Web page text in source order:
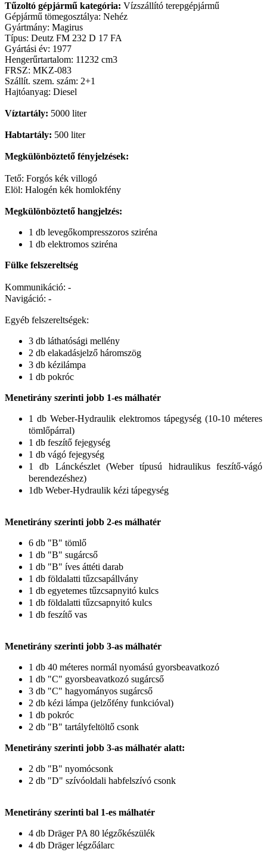
Tűzoltó gépjármű kategória: Vízszállító terepgépjármű
Gépjármű tömegosztálya: Nehéz
Gyártmány: Magirus
Típus: Deutz FM 232 D 17 FA
Gyártási év: 1977
Hengerűrtartalom: 11232 cm3
FRSZ: MKZ-083
Szállít. szem. szám: 2+1
Hajtóanyag: Diesel
Víztartály: 5000 liter
Habtartály: 500 liter
Megkülönböztető fényjelzések:
Tető: Forgós kék villogó
Elöl: Halogén kék homlokfény
Megkülönböztető hangjelzés:
1 db levegőkompresszoros sziréna
1 db elektromos sziréna
Fülke felszereltség
Kommunikáció: -
Navigáció: -
Egyéb felszereltségek:
3 db láthatósági mellény
2 db elakadásjelző háromszög
3 db kézilámpa
1 db pokróc
Menetirány szerinti jobb 1-es málhatér
1 db Weber-Hydraulik elektromos tápegység (10-10 méteres
tömlőpárral)
1 db feszítő fejegység
1 db vágó fejegység
1 db Lánckészlet (Weber típusú hidraulikus feszítő-vágó
berendezéshez)
1db Weber-Hydraulik kézi tápegység
Menetirány szerinti jobb 2-es málhatér
6 db "B" tömlő
1 db "B" sugárcső
1 db "B" íves áttéti darab
1 db földalatti tűzcsapállvány
1 db egyetemes tűzcsapnyitó kulcs
1 db földalatti tűzcsapnyitó kulcs
1 db feszítő vas
Menetirány szerinti jobb 3-as málhatér
1 db 40 méteres normál nyomású gyorsbeavatkozó
1 db "C" gyorsbeavatkozó sugárcső
3 db "C" hagyományos sugárcső
2 db kézi lámpa (jelzőfény funkcióval)
1 db pokróc
2 db "B" tartályfeltöltő csonk
Menetirány szerinti jobb 3-as málhatér alatt:
2 db "B" nyomócsonk
2 db "D" szívóoldali habfelszívó csonk
Menetirány szerinti bal 1-es málhatér
4 db Dräger PA 80 légzőkészülék
4 db Dräger légzőálarc